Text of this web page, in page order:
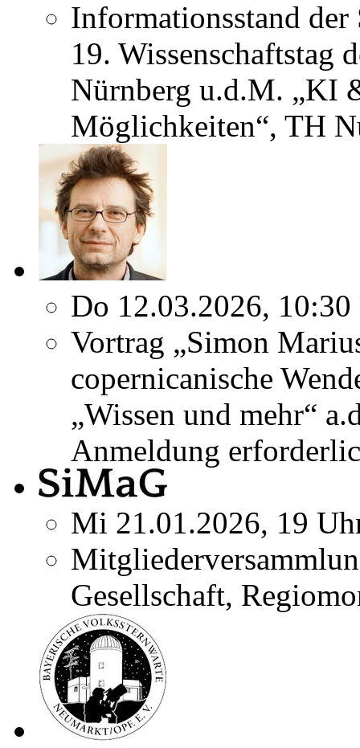
Informationsstand
19. Wissenschaftstag
Nürnberg u.d.M. „KI
Möglichkeiten“, TH
Do 12.03.2026,
Vortrag „Simon
copernicanische
„Wissen und mehr“
Anmeldung
Mi 21.01.2026, 19
Gesellschaft,